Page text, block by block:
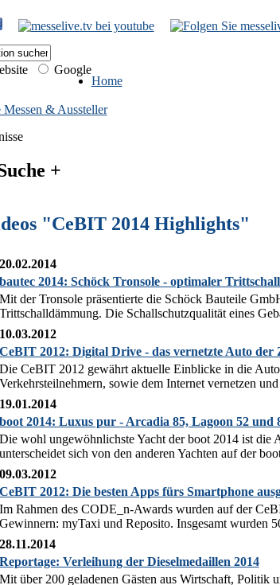
Google
Home
Messen & Aussteller
+
"CeBIT 2014 Highlights"
20.02.2014
bautec 2014: Schöck Tronsole - optimaler
Mit der Tronsole präsentierte die Schöck Bauteile
Trittschalldämmung. Die Schallschutzqualität eines
10.03.2012
CeBIT 2012: Digital Drive - das vernetzte Auto der
Die CeBIT 2012 gewährt aktuelle Einblicke in die
Verkehrsteilnehmern, sowie dem Internet vernetzen
19.01.2014
boot 2014: Luxus pur - Arcadia 85, Lagoon 52 und
Die wohl ungewöhnlichste Yacht der boot 2014 ist
unterscheidet sich von den anderen Yachten auf der
09.03.2012
CeBIT 2012: Die besten Apps fürs Smartphone
Im Rahmen des CODE_n-Awards wurden auf der
Gewinnern: myTaxi und Reposito. Insgesamt wurden
28.11.2014
Reportage: Verleihung der Dieselmedaillen 2014
Mit über 200 geladenen Gästen aus Wirtschaft, Politik